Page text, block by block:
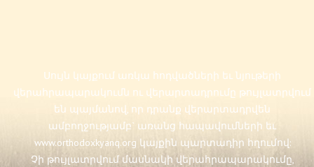
Սույն կայքում առկա հոդվածների եւ նյութերի
վերահրապարակումն ու վերարտադրումը թույլատրվում
են պայմանով, որ դրանք վերարտադրվեն
ամբողջությամբ` առանց հապավումների եւ
www.orthodoxkyanq.org կայքին պարտադիր հղումով:
Չի թույլատրվում մասնակի վերահրապարակումը,